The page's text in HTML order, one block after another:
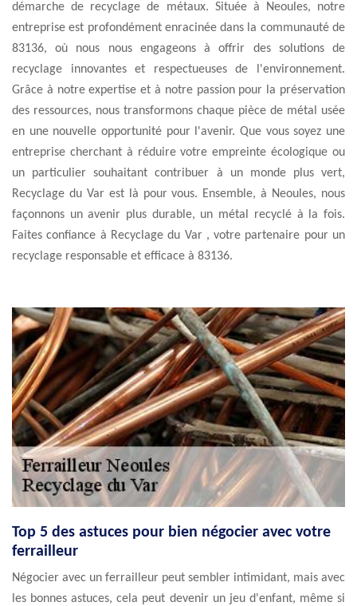
démarche de recyclage de métaux. Située à Neoules, notre
entreprise est profondément enracinée dans la communauté de
83136, où nous nous engageons à offrir des solutions de
recyclage innovantes et respectueuses de l'environnement.
Grâce à notre expertise et à notre passion pour la préservation
des ressources, nous transformons chaque pièce de métal usée
en une nouvelle opportunité pour l'avenir. Que vous soyez une
entreprise cherchant à réduire votre empreinte écologique ou
un particulier souhaitant contribuer à un monde plus vert,
Recyclage du Var est là pour vous. Ensemble, à Neoules, nous
façonnons un avenir plus durable, un métal recyclé à la fois.
Faites confiance à Recyclage du Var , votre partenaire pour un
recyclage responsable et efficace à 83136.
Top 5 des astuces pour bien négocier avec votre
ferrailleur
Négocier avec un ferrailleur peut sembler intimidant, mais avec
les bonnes astuces, cela peut devenir un jeu d'enfant, même si